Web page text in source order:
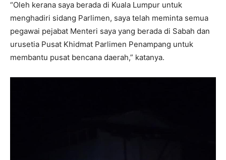
“Oleh kerana saya berada di Kuala Lumpur untuk
menghadiri sidang Parlimen, saya telah meminta semua
pegawai pejabat Menteri saya yang berada di Sabah dan
urusetia Pusat Khidmat Parlimen Penampang untuk
membantu pusat bencana daerah,” katanya.